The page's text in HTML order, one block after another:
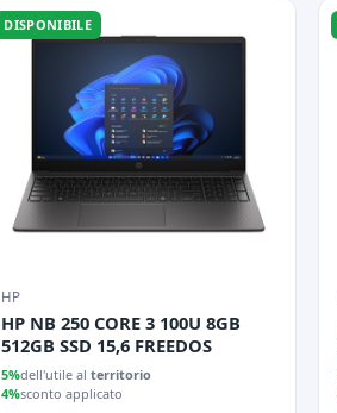
DISPONIBILE
HP
HP NB 250 CORE 3 100U 8GB
512GB SSD 15,6 FREEDOS
5%dell'utile al territorio
4%sconto applicato